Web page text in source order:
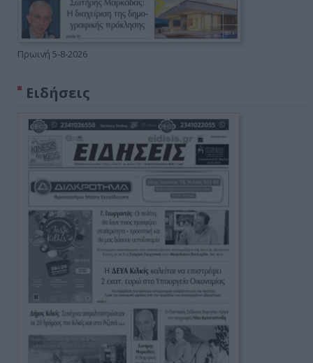
Πρωινή 5-8-2026
Ειδήσεις